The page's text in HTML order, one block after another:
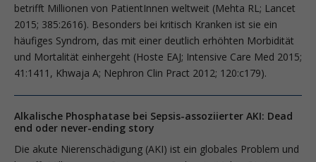
betrifft Millio­nen von PatientInnen weltweit (Mehta RL; Lancet
2015; 385:2616). Besonders bei kritisch Kranken ist sie ein
häufiges Syndrom, das mit einer deutlich erhöhten Morbidität
und Mortalität einhergeht (Hoste EAJ; Intensive Care Med 2015;
41:1411, Khwaja A; Nephron Clin Pract 2012; 120:c179).
Alkalische Phosphatase bei Sepsis-assoziierter AKI: Dead
end oder never-ending story
Die akute Nierenschädigung (AKI) ist ein globales Problem und